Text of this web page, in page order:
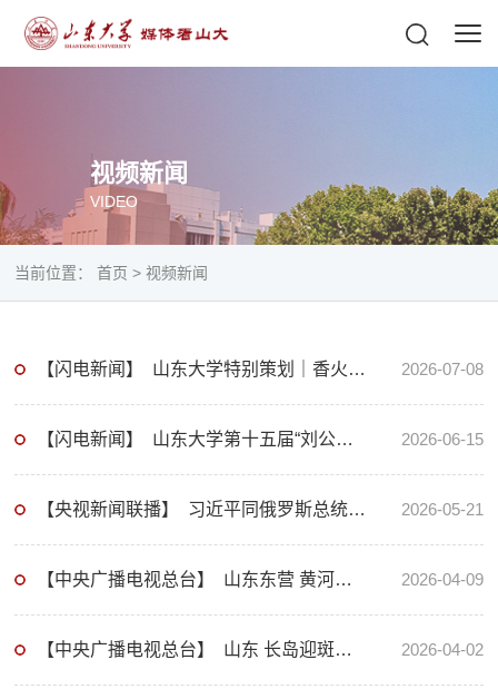
视频新闻
VIDEO
当前位置：首页 > 视频新闻
【闪电新闻】 山东大学特别策划｜香火散去书卷来 东华街脊兽见证老庙新生 2026-07-08
【闪电新闻】 山东大学第十五届“刘公岛杯”正青春大思政课实践教学汇演在威海举行 2026-06-15
【央视新闻联播】 习近平同俄罗斯总统共同出席“中俄教育年”开幕式并致辞 2026-05-21
【中央广播电视总台】 山东东营 黄河口“鸟浪”出圈 生态奇观引来八方客 2026-04-09
【中央广播电视总台】 山东 长岛迎斑海豹洄游高峰 追踪七年 建立41头斑海豹个体档案 2026-04-02